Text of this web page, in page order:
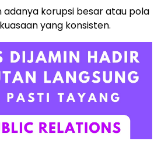
korupsi besar atau pola
yang konsisten.